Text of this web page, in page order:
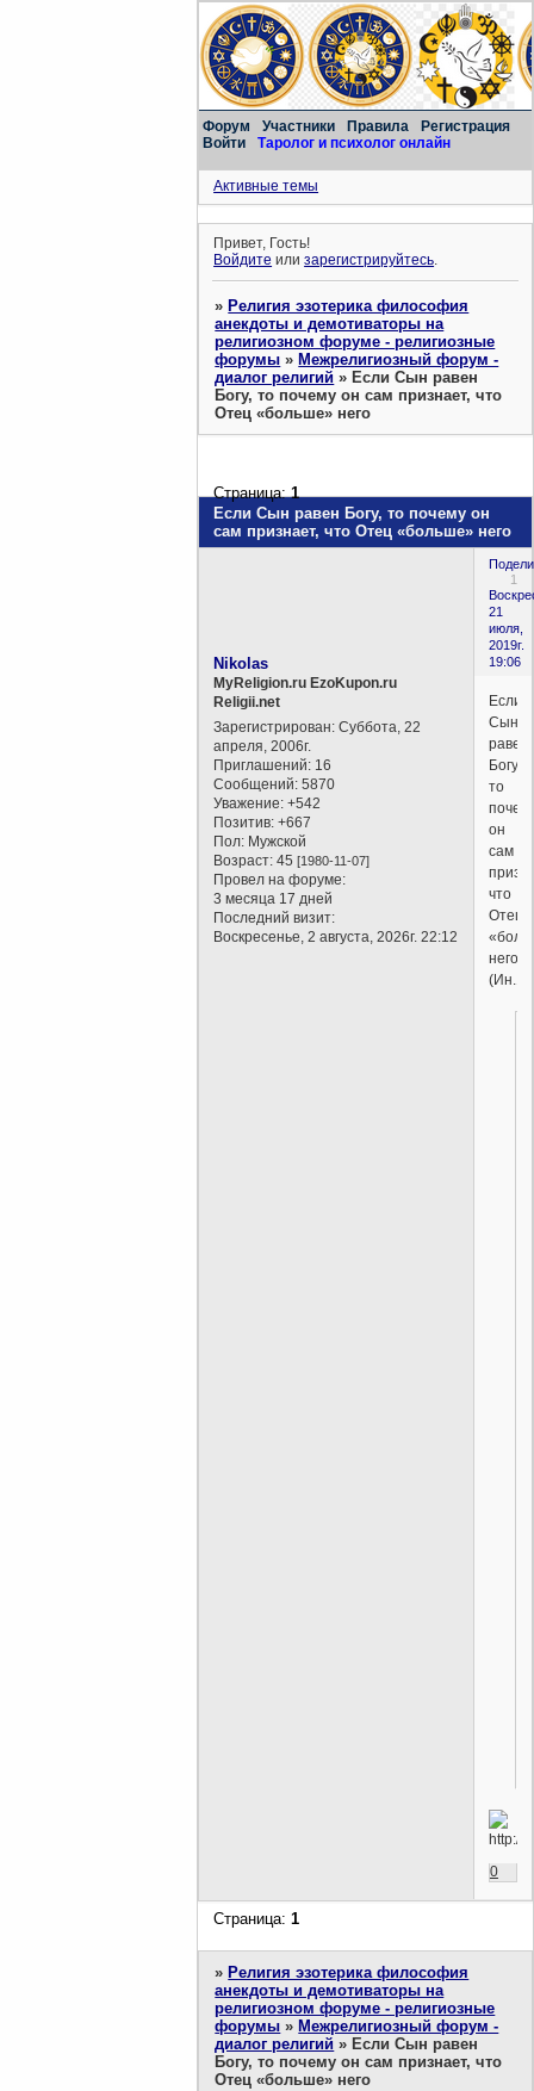
Форум Участники Правила
Регистрация
Войти
Таролог и психолог онлайн
Активные темы
Привет, Гость!
Войдите илизарегистрируйтесь.
»Религия эзотерика философия
анекдоты и демотиваторы на
религиозном форуме - религиозные
форумы »Межрелигиозный форум -
диалог религий »Если Сын равен
Богу, то почему он сам признает, что
Отец «больше» него
Если Сын равен Богу, то почему он
сам признает, что Отец «больше» него
Страница:1
1
21
июля,
2019г.
19:06
Nikolas
MyReligion.ru EzoKupon.ru
Religii.net
Зарегистрирован: Суббота, 22
апреля, 2006г.
Приглашений: 16
Сообщений: 5870
Уважение: +542
Позитив: +667
Пол: Мужской
Возраст: 45[1980-11-07]
Провел на форуме:
3 месяца 17 дней
Последний визит:
Воскресенье, 2 августа, 2026г. 22:12
Если
Сын
равен
Богу,
то
он
сам
что
Отец
него?
0
Страница:1
» Религия эзотерика философия
анекдоты и демотиваторы на
религиозном форуме - религиозные
форумы » Межрелигиозный форум -
диалог религий » Если Сын равен
Богу, то почему он сам признает, что
Отец «больше» него